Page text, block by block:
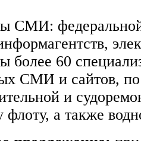
СМИ:
более 60
СМИ и сайтов,
и
флоту, а также